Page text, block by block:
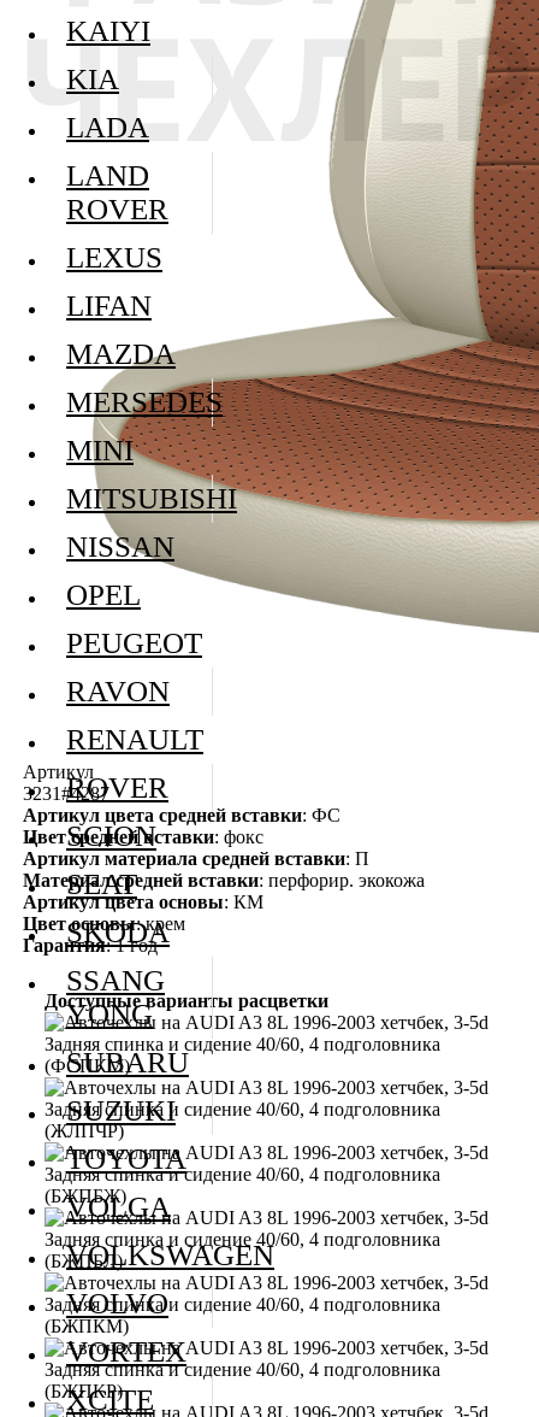
Артикул
3231#4287
Артикул цвета средней вставки: ФС
Цвет средней вставки: фокс
Артикул материала средней вставки: П
Материал средней вставки: перфорир. экокожа
Артикул цвета основы: КМ
Цвет основы: крем
Гарантия: 1 год
Доступные варианты расцветки
KAIYI
KIA
LADA
LAND
ROVER
LEXUS
LIFAN
MAZDA
MERSEDES
MINI
MITSUBISHI
NISSAN
OPEL
PEUGEOT
RAVON
RENAULT
ROVER
SCION
SEAT
SKODA
SSANG
YONG
SUBARU
SUZUKI
TOYOTA
VOLGA
VOLKSWAGEN
VOLVO
VORTEX
XCITE